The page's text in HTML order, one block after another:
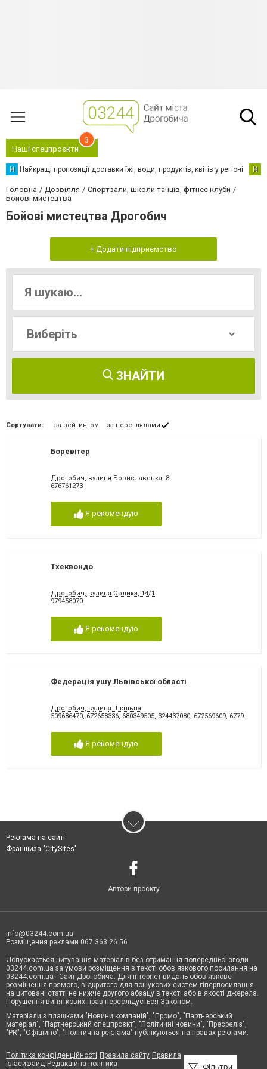
Наші спецпроєкти
3
Н Найкращі пропозиції доставки їжі, води, продуктів, квітів у регіоні Н
Головна Дозвілля
Спортзали, школи танців, фітнес клуби
Бойові мистецтва
Бойові мистецтва Дрогобич
+ Додати підприємство
ЗНАЙТИ
Сортувати: за рейтингом за переглядами
Боревітер
Дрогобич, вулиця Бориславська, 8
676761273
Я рекомендую
Тхеквондо
Дрогобич, вулиця Орлика, 14/1
979458070
Я рекомендую
Федерація ушу Львівської області
Дрогобич, вулиця Шкільна
509686470, 672658336, 680349505, 324437080, 672569609, 677978001
Я рекомендую
Фільтри
Реклама на сайті
Франшиза "CitySites"
Автори проєкту
info@03244.com.ua
Розміщення реклами 067 363 26 56
Допускається цитування матеріалів без отримання попередньої згоди
03244.com.ua за умови розміщення в тексті обов'язкового посилання на
03244.com.ua - Сайт Дрогобича. Для інтернет-видань обов'язкове
розміщення прямого, відкритого для пошукових систем гіперпосилання
на цитовані статті не нижче другого абзацу в тексті або в якості джерела.
Порушення виняткових прав переслідується Законом.
Матеріали з плашками "Новини компаній", "Промо", "Партнерський
матеріал", "Партнерський спецпроєкт", "Політичні новини", "Пресреліз",
"PR", "Офіційно", "Політична реклама" публікуються на правах реклами.
Політика конфіденційності Правила сайту Правила
класифайд Редакційна політика